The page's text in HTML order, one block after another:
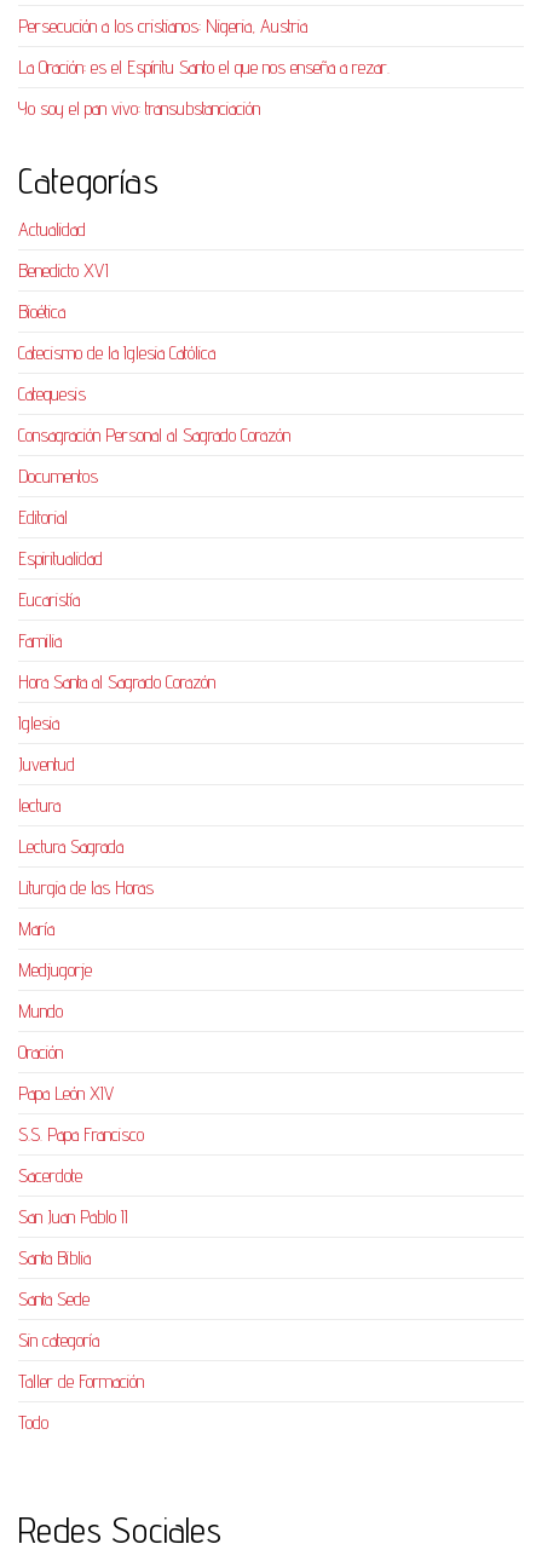
Persecución a los cristianos: Nigeria, Austria
La Oración: es el Espíritu Santo el que nos enseña a rezar.
Yo soy el pan vivo: transubstanciación
Categorías
Actualidad
Benedicto XVI
Bioética
Catecismo de la Iglesia Católica
Catequesis
Consagración Personal al Sagrado Corazón
Documentos
Editorial
Espiritualidad
Eucaristía
Familia
Hora Santa al Sagrado Corazón
Iglesia
Juventud
lectura
Lectura Sagrada
Liturgia de las Horas
María
Medjugorje
Mundo
Oración
Papa León XIV
S.S. Papa Francisco
Sacerdote
San Juan Pablo II
Santa Biblia
Santa Sede
Sin categoría
Taller de Formación
Todo
Redes Sociales